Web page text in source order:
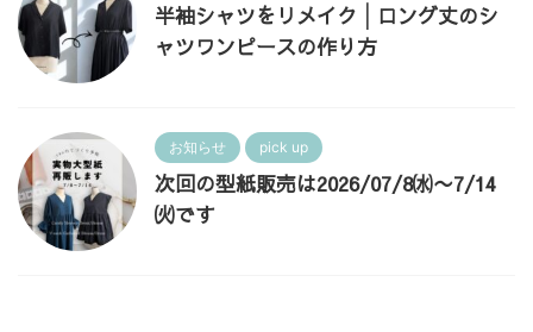
半袖シャツをリメイク│ロング丈のシ
ャツワンピースの作り方
お知らせ pick up
次回の型紙販売は2026/07/8㈬〜7/14
㈫です